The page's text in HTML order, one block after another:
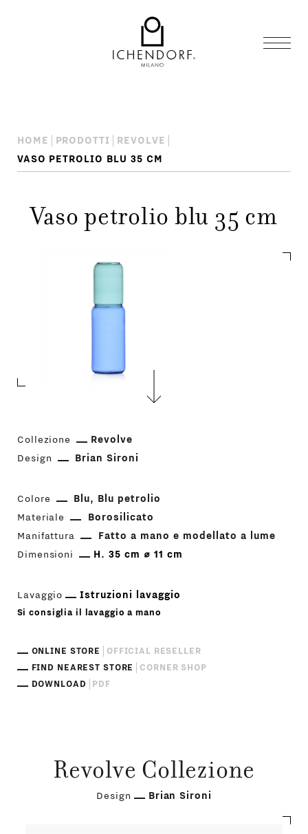
HOME PRODOTTI
REVOLVE
VASO PETROLIO BLU 35 CM
Vaso petrolio blu 35 cm
Collezione
Revolve
Design
Brian Sironi
Colore Blu
Blu petrolio
Materiale
Borosilicato
Manifattura
Fatto a mano e modellato a lume
Dimensioni
H. 35 cm ⌀ 11 cm
Lavaggio Istruzioni lavaggio
Si consiglia il lavaggio a mano
ONLINE STORE
OFFICIAL RESELLER
FIND NEAREST STORE
CORNER SHOP
DOWNLOAD
PDF
Revolve Collezione
Design Brian Sironi